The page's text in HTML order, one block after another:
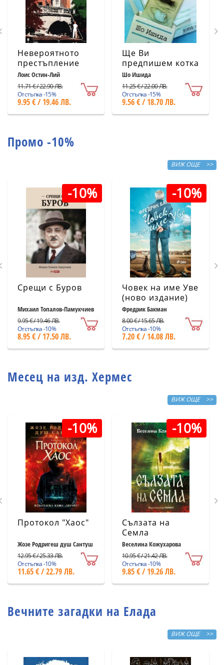
Невероятното
престъпление
Лоис Остин-Лий
11.71 € / 22.90 ЛВ.
Отстъпка -15%
9.95 € / 19.46 ЛВ.
Ще Ви
предпишем котка
Шо Ишида
11.25 € / 22.00 ЛВ.
Отстъпка -15%
9.56 € / 18.70 ЛВ.
Промо -10%
ВИЖ ОЩЕ >>
-10%
Срещи с Буров
Михаил Топалов-Памукчиев
9.95 € / 19.46 ЛВ.
Отстъпка -10%
8.95 € / 17.50 ЛВ.
-10%
Човек на име Уве
(ново издание)
Фредрик Бакман
8.00 € / 15.65 ЛВ.
Отстъпка -10%
7.20 € / 14.08 ЛВ.
Месец на изд. Хермес
ВИЖ ОЩЕ >>
-10%
Протокол "Хаос"
Жозе Родригеш душ Сантуш
12.95 € / 25.33 ЛВ.
Отстъпка -10%
11.65 € / 22.79 ЛВ.
-10%
Сълзата на
Семла
Веселина Кожухарова
10.95 € / 21.42 ЛВ.
Отстъпка -10%
9.85 € / 19.26 ЛВ.
Вечните загадки на Елада
ВИЖ ОЩЕ >>